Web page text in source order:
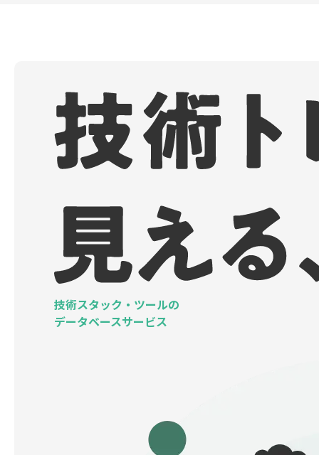
技術スタック・ツールの
データベースサービス